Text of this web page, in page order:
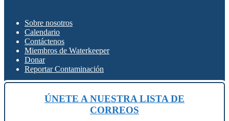
Sobre nosotros
Calendario
Contáctenos
Miembros de Waterkeeper
Donar
Reportar Contaminación
ÚNETE A NUESTRA LISTA DE
CORREOS